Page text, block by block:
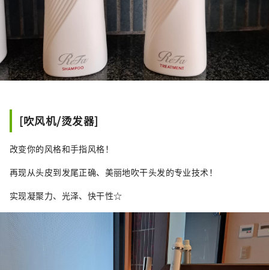
[吹风机/烫发器]
改变你的风格和手指风格！
再现从头皮到发尾正确、美丽地吹干头发的专业技术！
实现凝聚力、光泽、快干性☆